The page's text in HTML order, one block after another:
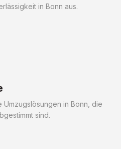
in Bonn aus.
in Bonn, die
sind.